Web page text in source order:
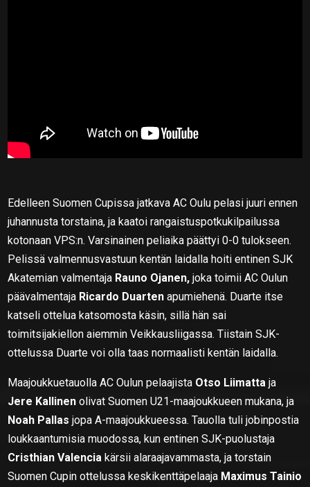
Edelleen Suomen Cupissa jatkava AC Oulu pelasi juuri ennen
juhannusta torstaina, ja kaatoi rangaistuspotkukilpailussa
kotonaan VPS:n. Varsinainen peliaika päättyi 0-0 tulokseen.
Pelissä valmennusvastuun kentän laidalla hoiti entinen SJK
Akatemian valmentaja Rauno Ojanen, joka toimii AC Oulun
päävalmentaja Ricardo Duarten apumiehenä. Duarte itse
katseli ottelua katsomosta käsin, sillä hän sai
toimitsijakiellon aiemmin Veikkausliigassa. Tiistain SJK-
ottelussa Duarte voi olla taas normaalisti kentän laidalla.
Maajoukkuetauolla AC Oulun pelaajista Otso Liimatta ja
Jere Kallinen olivat Suomen U21-maajoukkueen mukana, ja
Noah Pallas jopa A-maajoukkueessa. Tauolla tuli jobinpostia
loukkaantumisia muodossa, kun entinen SJK-puolustaja
Cristhian Valencia kärsii alaraajavammasta, ja torstain
Suomen Cupin ottelussa keskikenttäpelaaja Maximus Tainio